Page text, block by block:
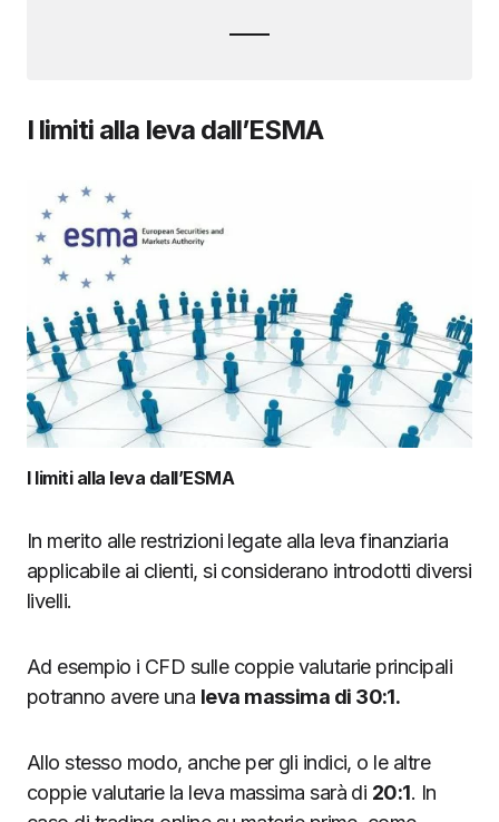
I limiti alla leva dall’ESMA
I limiti alla leva dall’ESMA
In merito alle restrizioni legate alla leva finanziaria
applicabile ai clienti, si considerano introdotti diversi
livelli.
Ad esempio i CFD sulle coppie valutarie principali
potranno avere una leva massima di 30:1.
Allo stesso modo, anche per gli indici, o le altre
coppie valutarie la leva massima sarà di 20:1. In